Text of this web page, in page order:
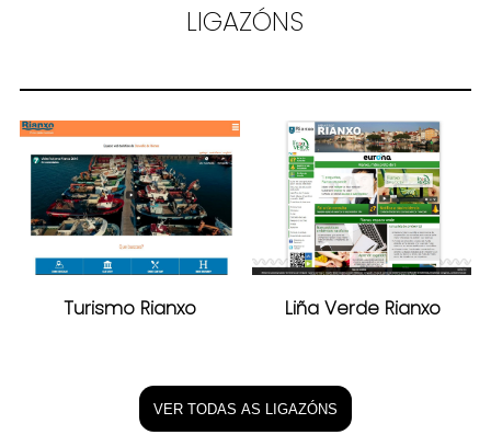
LIGAZÓNS
Turismo Rianxo Liña Verde Rianxo
VER TODAS AS LIGAZÓNS